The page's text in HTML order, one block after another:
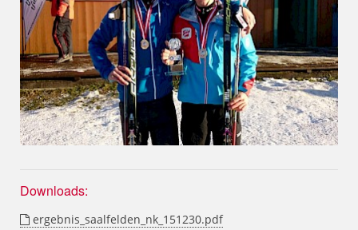
Downloads:
ergebnis_saalfelden_nk_151230.pdf